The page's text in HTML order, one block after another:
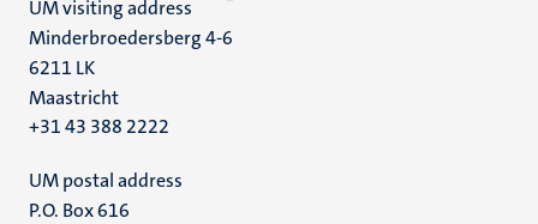
UM visiting address
Minderbroedersberg 4-6
6211 LK
Maastricht
+31 43 388 2222
UM postal address
P.O. Box 616